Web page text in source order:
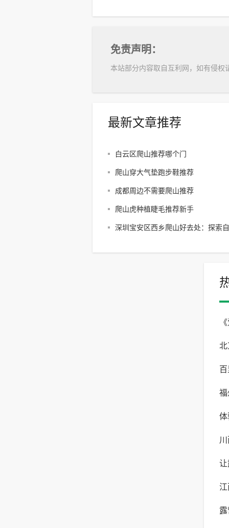
免责声明：
本站部分内容取自互利网，如有侵权
最新文章推荐
白云区爬山推荐哪个门
爬山穿大气垫跑步鞋推荐
成都周边不需要爬山推荐
爬山虎种植睫毛推荐新手
深圳宝安区西乡爬山好去处：探索
自
北
验
福
体
露
险
让
最